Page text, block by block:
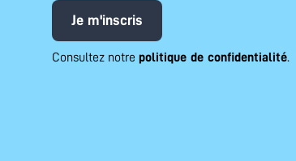
Je m'inscris
Consultez notre politique de confidentialité.